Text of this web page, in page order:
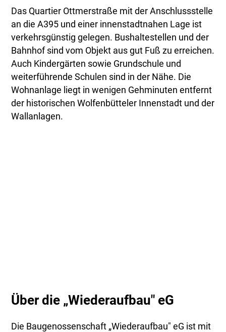
Das Quartier Ottmerstraße mit der Anschlussstelle
an die A395 und einer innenstadtnahen Lage ist
verkehrsgünstig gelegen. Bushaltestellen und der
Bahnhof sind vom Objekt aus gut Fuß zu erreichen.
Auch Kindergärten sowie Grundschule und
weiterführende Schulen sind in der Nähe. Die
Wohnanlage liegt in wenigen Gehminuten entfernt
der historischen Wolfenbütteler Innenstadt und der
Wallanlagen.
Über die „Wiederaufbau" eG
Die Baugenossenschaft „Wiederaufbau" eG ist mit